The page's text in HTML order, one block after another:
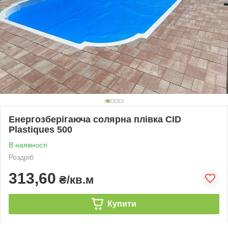
Енергозберігаюча солярна плівка CID
Plastiques 500
В наявності
Роздріб
313,60 ₴/кв.м
Купити